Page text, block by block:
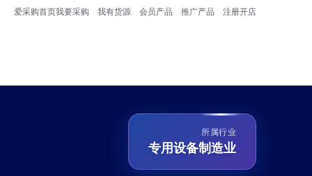
爱采购首页我要采购 我有货源 会员产品 推广产品 注册开店
所属行业
专用设备制造业